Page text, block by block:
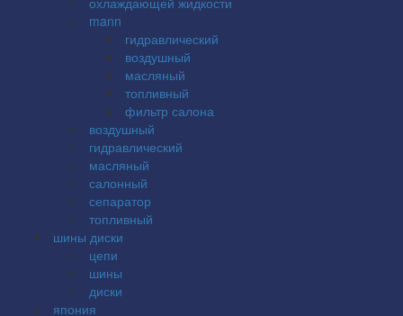
mann
гидравлический
воздушный
масляный
топливный
фильтр салона
воздушный
гидравлический
масляный
салонный
сепаратор
топливный
шины диски
цепи
шины
диски
япония